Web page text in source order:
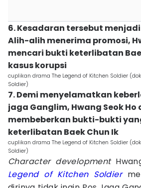
6. Kesadaran tersebut
Alih-alih menerima promosi,
mencari bukti keterlibatan
kasus korupsi
cuplikan drama The Legend of Kitchen Soldier
Soldier)
7. Demi menyelamatkan
jaga Ganglim, Hwang Seok Ho
membeberkan bukti-bukti
keterlibatan Baek Chun Ik
cuplikan drama The Legend of Kitchen Soldier
Soldier)
Character development
Legend of Kitchen Soldier